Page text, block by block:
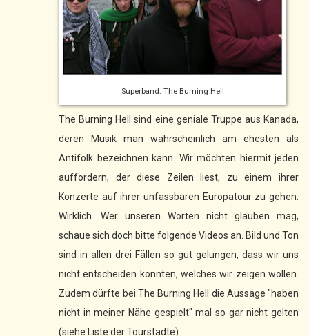
Superband: The Burning Hell
The Burning Hell sind eine geniale Truppe aus Kanada,
deren Musik man wahrscheinlich am ehesten als
Antifolk bezeichnen kann. Wir möchten hiermit jeden
auffordern, der diese Zeilen liest, zu einem ihrer
Konzerte auf ihrer unfassbaren Europatour zu gehen.
Wirklich. Wer unseren Worten nicht glauben mag,
schaue sich doch bitte folgende Videos an. Bild und Ton
sind in allen drei Fällen so gut gelungen, dass wir uns
nicht entscheiden konnten, welches wir zeigen wollen.
Zudem dürfte bei The Burning Hell die Aussage "haben
nicht in meiner Nähe gespielt" mal so gar nicht gelten
(siehe Liste der Tourstädte).